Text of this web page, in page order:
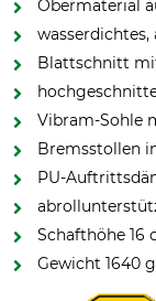
Obermaterial
Blattschnitt
Vibram-Sohle
Bremsstollen
PU-
Schafthöhe 16
Gewicht 1640